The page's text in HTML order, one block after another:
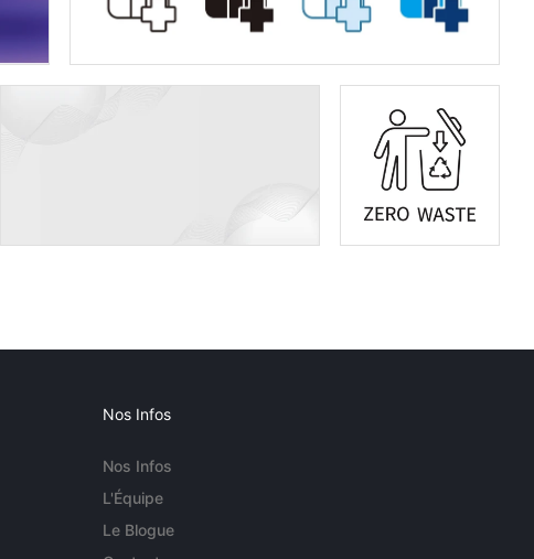
Nos Infos
Nos Infos
L'Équipe
Le Blogue